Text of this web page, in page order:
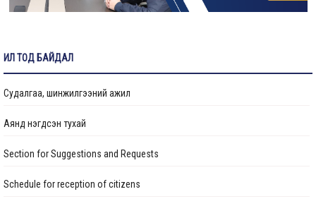
Ус хангамж, ариутгах татуургын хяналтын инженер ажилд авна
ИЛ ТОД БАЙДАЛ
Судалгаа, шинжилгээний ажил
Аянд нэгдсэн тухай
Section for Suggestions and Requests
Schedule for reception of citizens